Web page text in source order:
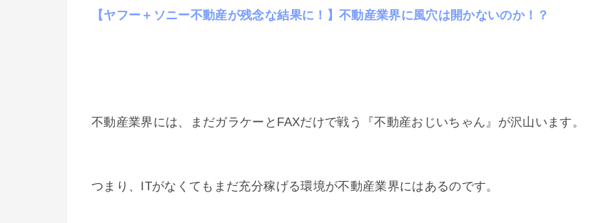
【ヤフー＋ソニー不動産が残念な結果に！】不動産業界に風穴は開かないのか！？
不動産業界には、まだガラケーとFAXだけで戦う『不動産おじいちゃん』が沢山います。
つまり、ITがなくてもまだ充分稼げる環境が不動産業界にはあるのです。